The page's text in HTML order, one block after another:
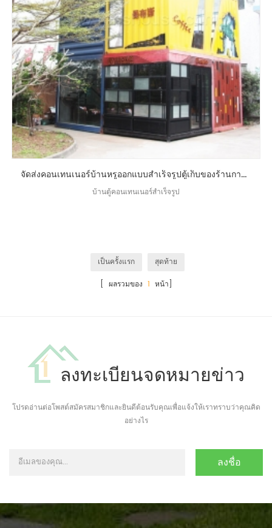
จัดส่งคอนเทนเนอร์บ้านหรูออกแบบสำเร็จรูปตู้เก็บของร้านกาแฟที่อาศัยอยู่บ้าน
บ้านตู้คอนเทนเนอร์สำเร็จรูป
เป็นครั้งแรก
สุดท้าย
[ ผลรวมของ 1 หน้า]
ลงทะเบียนจดหมายข่าว
โปรดอ่านต่อโพสต์สมัครสมาชิกและยินดีต้อนรับคุณเพื่อแจ้งให้เราทราบว่าคุณคิด
อย่างไร